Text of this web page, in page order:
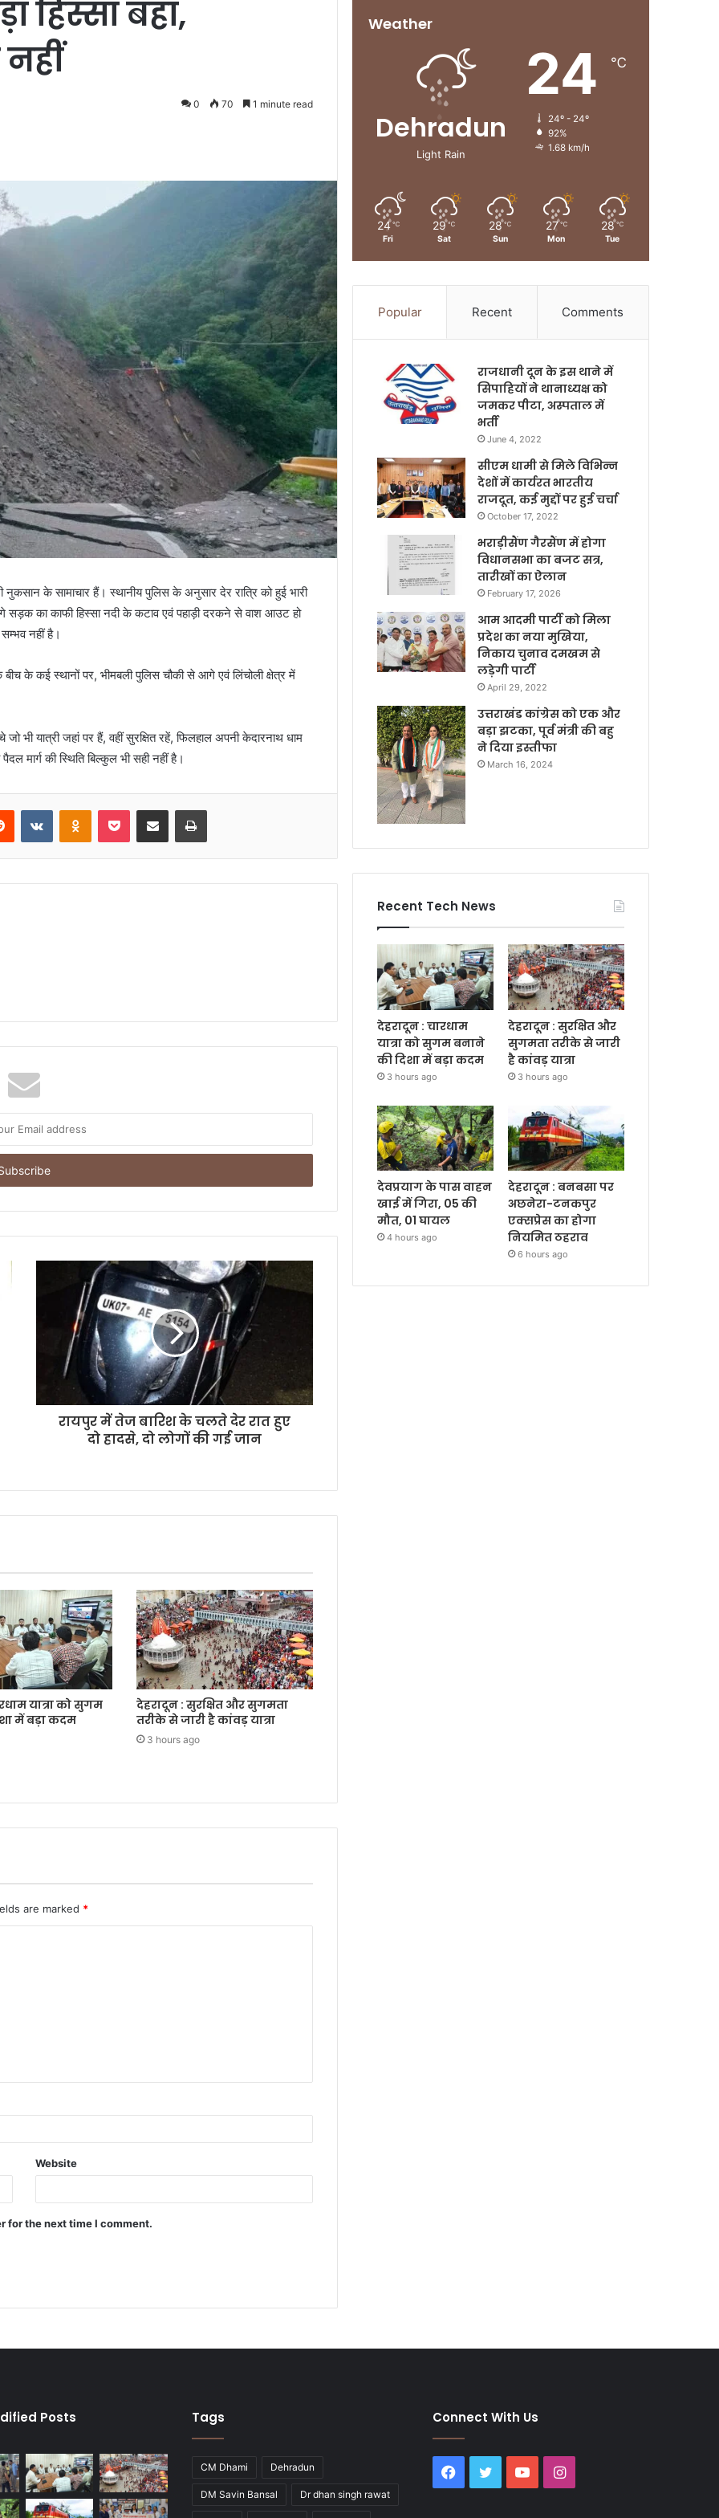
बहा,
0 70 1 minute read
नुकसान के सामाचार हैं। स्थानीय पुलिस के अनुसार देर रात्रि को हुई भारी
का काफी हिस्सा नदी के कटाव एवं पहाड़ी दरकने से वाश आउट हो
नहीं है।
के कई स्थानों पर, भीमबली पुलिस चौकी से आगे एवं लिंचोली क्षेत्र में
भी यात्री जहां पर हैं, वहीं सुरक्षित रहें, फिलहाल अपनी केदारनाथ धाम
मार्ग की स्थिति बिल्कुल भी सही नहीं है।
रायपुर में तेज बारिश के चलते देर रात हुए
दो हादसे, दो लोगों की गई जान
यात्रा को सुगम
में बड़ा कदम
देहरादून : सुरक्षित और सुगमता
तरीके से जारी है कांवड़ यात्रा
3 hours ago
are marked *
Website
for the next time I comment.
Weather
Dehradun
Light Rain
24 ℃
24º - 24º
92%
1.68 km/h
24 ℃
Fri
29 ℃
Sat
28 ℃
Sun
27 ℃
Mon
28 ℃
Tue
Popular Recent Comments
राजधानी दून के इस थाने में
सिपाहियों ने थानाध्यक्ष को
जमकर पीटा, अस्पताल में
भर्ती
June 4, 2022
सीएम धामी से मिले विभिन्न
देशों में कार्यरत भारतीय
राजदूत, कई मुद्दों पर हुई चर्चा
October 17, 2022
भराड़ीसैंण गैरसैंण में होगा
विधानसभा का बजट सत्र,
तारीखों का ऐलान
February 17, 2026
आम आदमी पार्टी को मिला
प्रदेश का नया मुखिया,
निकाय चुनाव दमखम से
लड़ेगी पार्टी
April 29, 2022
उत्तराखंड कांग्रेस को एक और
बड़ा झटका, पूर्व मंत्री की बहु
ने दिया इस्तीफा
March 16, 2024
Recent Tech News
देहरादून : चारधाम
यात्रा को सुगम बनाने
की दिशा में बड़ा कदम
3 hours ago
देहरादून : सुरक्षित और
सुगमता तरीके से जारी
है कांवड़ यात्रा
3 hours ago
देवप्रयाग के पास वाहन
खाई में गिरा, 05 की
मौत, 01 घायल
4 hours ago
देहरादून : बनबसा पर
अछनेरा-टनकपुर
एक्सप्रेस का होगा
नियमित ठहराव
6 hours ago
Posts Tags
CM Dhami Dehradun
DM Savin Bansal Dr dhan singh rawat
Connect With Us
Facebook
Twitter YouTubeInstagram